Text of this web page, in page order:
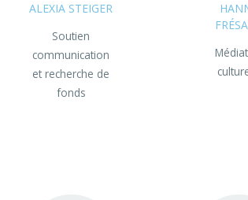
ALEXIA STEIGER
Soutien
communication
et recherche de
fonds